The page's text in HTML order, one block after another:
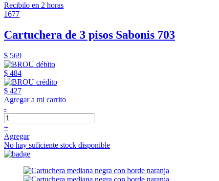
Recibilo en 2 horas
1677
Cartuchera de 3 pisos Sabonis 703
$ 569
$ 484
$ 427
Agregar a mi carrito
-
+
Agregar
No hay suficiente stock disponible